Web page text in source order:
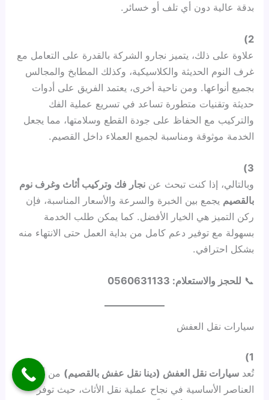
بدقة عالية دون أي تلف أو خسائر.
2)
علاوة على ذلك، يتميز نجارو الشركة بالقدرة على التعامل مع
غرف النوم الحديثة والكلاسيكية، وكذلك المطابخ والمجالس
بجميع أنواعها. ومن ناحية أخرى، يعتمد الفريق على أدوات
حديثة وتقنيات متطورة تساعد في تسريع عملية الفك
والتركيب مع الحفاظ على جودة القطع وسلامتها، مما يجعل
الخدمة موثوقة ومناسبة لجميع العملاء داخل القصيم.
3)
وبالتالي، إذا كنت تبحث عننجار فك وتركيب أثاث وغرف نوم
بالقصيم يجمع بين الخبرة والسرعة والأسعار المناسبة، فإن
ركن التميز هي الخيار الأفضل. كما يمكن طلب الخدمة
بسهولة مع توفير دعم كامل من بداية العمل حتى الانتهاء منه
بشكل احترافي.
📞 للحجز والاستعلام: 0560631133
سيارات نقل العفش
1)
تُعدسيارات نقل العفش (دينا نقل عفش بالقصيم) من أهم
العناصر الأساسية في نجاح عملية نقل الأثاث، حيث توفر